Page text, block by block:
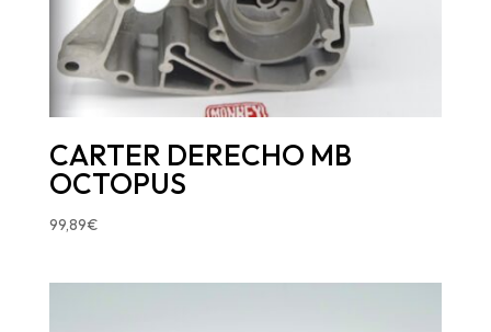
CARTER DERECHO MB
OCTOPUS
99,89€